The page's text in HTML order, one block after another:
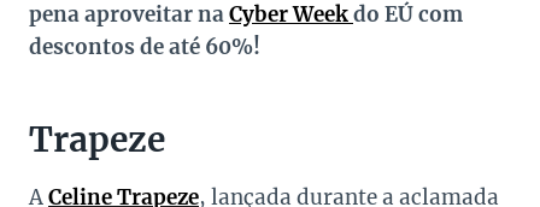
pena aproveitar naCyber Weekdo EÚ com
descontos de até 60%!
Trapeze
ACeline Trapeze, lançada durante a aclamada